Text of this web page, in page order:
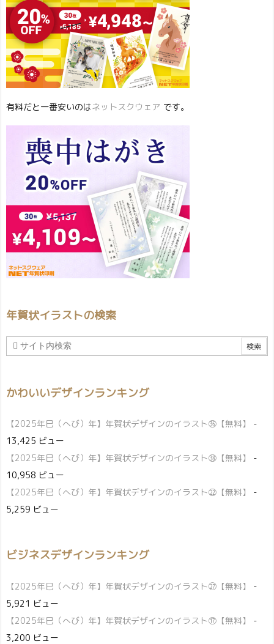
有料だと一番安いのはネットスクウェア です。
年賀状イラストの検索
かわいいデザインランキング
【2025年巳（へび）年】年賀状デザインのイラスト㊱【無料】
-
13,425 ビュー
【2025年巳（へび）年】年賀状デザインのイラスト㊳【無料】
-
10,958 ビュー
【2025年巳（へび）年】年賀状デザインのイラスト㉒【無料】
-
5,259 ビュー
ビジネスデザインランキング
【2025年巳（へび）年】年賀状デザインのイラスト㉗【無料】
-
5,921 ビュー
【2025年巳（へび）年】年賀状デザインのイラスト⑰【無料】
-
3,200 ビュー